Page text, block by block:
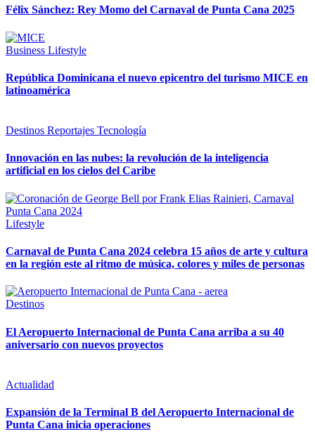
Félix Sánchez: Rey Momo del Carnaval de Punta Cana 2025
Business Lifestyle
República Dominicana el nuevo epicentro del turismo MICE en
latinoamérica
Destinos Reportajes Tecnología
Innovación en las nubes: la revolución de la inteligencia
artificial en los cielos del Caribe
Lifestyle
Carnaval de Punta Cana 2024 celebra 15 años de arte y cultura
en la región este al ritmo de música, colores y miles de personas
Destinos
El Aeropuerto Internacional de Punta Cana arriba a su 40
aniversario con nuevos proyectos
Actualidad
Expansión de la Terminal B del Aeropuerto Internacional de
Punta Cana inicia operaciones